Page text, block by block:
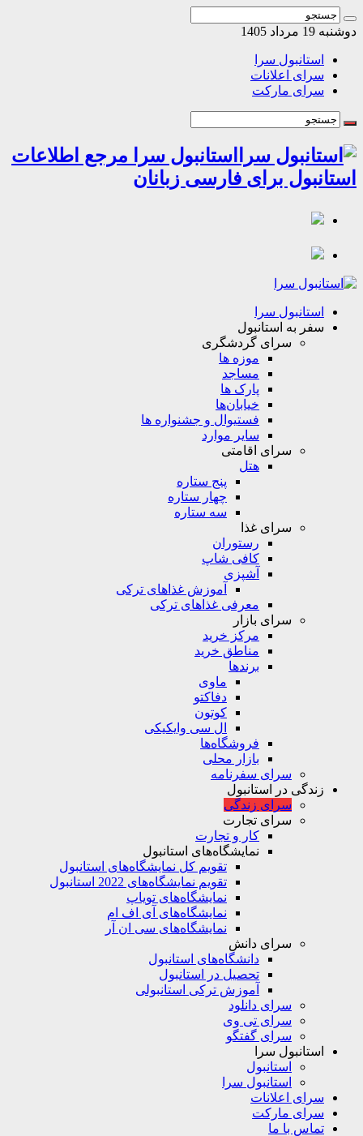
1405
استانبول سرا
سرای اعلانات
سرای مارکت
استانبول سرا مرجع اطلاعات
برای فارسی زبانان
استانبول سرا
سفر به استانبول
سرای گردشگری
موزه ها
مساجد
پارک ها
خیابان‌ها
فستیوال و جشنواره ها
سایر موارد
سرای اقامتی
هتل
پنج ستاره
چهار ستاره
سه ستاره
سرای غذا
رستوران
کافی شاپ
آشپزی
آموزش غذاهای ترکی
معرفی غذاهای ترکی
سرای بازار
مرکز خرید
مناطق خرید
برندها
ماوی
دفاکتو
کوتون
ال سی وایکیکی
فروشگاه‌ها
بازار محلی
سرای سفرنامه
زندگی در استانبول
سرای زندگی
سرای تجارت
کار و تجارت
نمایشگاه‌های استانبول
تقویم کل نمایشگاه‌های استانبول
تقویم نمایشگاه‌های 2022 استانبول
نمایشگاه‌های تویاپ
نمایشگاه‌های آی اف ام
نمایشگاه‌های سی ان آر
سرای دانش
دانشگاه‌های استانبول
تحصیل در استانبول
آموزش ترکی استانبولی
سرای دانلود
سرای تی وی
سرای گفتگو
استانبول سرا
استانبول
استانبول سرا
سرای اعلانات
سرای مارکت
تماس با ما